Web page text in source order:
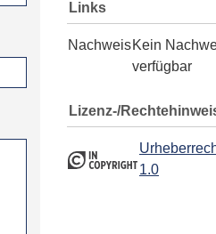
Links
NachweisKein
verfügbar
Lizenz-/
1.0